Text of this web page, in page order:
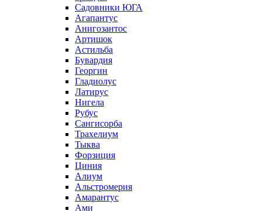
Садовники ЮГА
Агапантус
Анигозантос
Артишок
Астильба
Бувардия
Георгин
Гладиолус
Латирус
Нигела
Рубус
Сангисорба
Трахелиум
Тыква
Форзиция
Циния
Алиум
Альстромерия
Амарантус
Ами